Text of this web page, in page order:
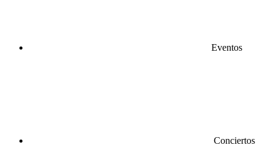
Eventos
Conciertos